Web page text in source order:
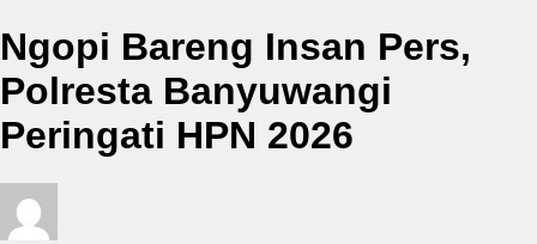
Ngopi Bareng Insan Pers,
Polresta Banyuwangi
Peringati HPN 2026